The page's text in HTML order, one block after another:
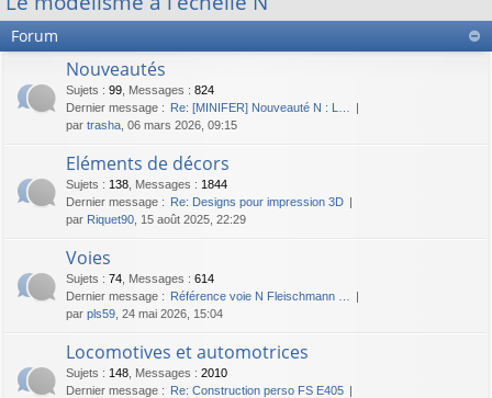
ci on
e
Forum
Nouveautés
Sujets : 99 Messages : 824
Dernier message : Re: [MINIFER] Nouveauté N : L…
par trasha , 06 mars 2026, 09:15
Eléments de décors
Sujets : 138 Messages : 1844
Dernier message : Re: Designs pour impression 3D
par Riquet90 , 15 août 2025, 22:29
Voies
Sujets : 74 Messages : 614
Dernier message : Référence voie N Fleischmann …
par pls59 , 24 mai 2026, 15:04
Locomotives et automotrices
Sujets : 148 Messages : 2010
Dernier message : Re: Construction perso FS E405